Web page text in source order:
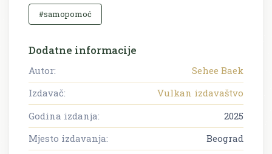
#samopomoć
Dodatne informacije
Autor:
Sehee Baek
Izdavač:
Vulkan izdavaštvo
Godina izdanja:
2025
Mjesto izdavanja:
Beograd